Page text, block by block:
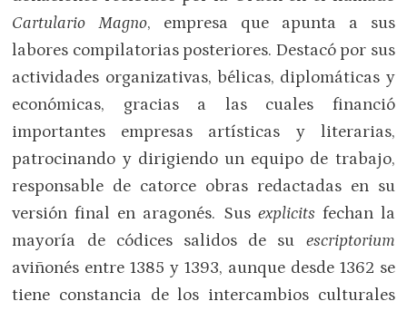
Cartulario Magno, empresa que apunta a sus
labores compilatorias posteriores. Destacó por sus
actividades organizativas, bélicas, diplomáticas y
económicas, gracias a las cuales financió
importantes empresas artísticas y literarias,
patrocinando y dirigiendo un equipo de trabajo,
responsable de catorce obras redactadas en su
versión final en aragonés. Sus explicits fechan la
mayoría de códices salidos de su escriptorium
aviñonés entre 1385 y 1393, aunque desde 1362 se
tiene constancia de los intercambios culturales